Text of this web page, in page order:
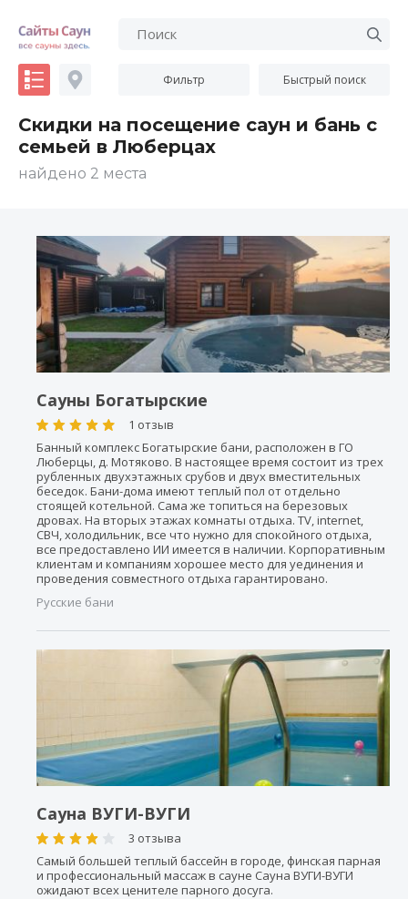
Фильтр Быстрый поиск
Скидки на посещение саун и бань с
семьей в Люберцах
найдено 2 места
Сауны Богатырские
1 отзыв
Банный комплекс Богатырские бани, расположен в ГО
Люберцы, д. Мотяково. В настоящее время состоит из трех
рубленных двухэтажных срубов и двух вместительных
беседок. Бани-дома имеют теплый пол от отдельно
стоящей котельной. Сама же топиться на березовых
дровах. На вторых этажах комнаты отдыха. TV, internet,
СВЧ, холодильник, все что нужно для спокойного отдыха,
все предоставлено ИИ имеется в наличии. Корпоративным
клиентам и компаниям хорошее место для уединения и
проведения совместного отдыха гарантировано.
Русские бани
Сауна ВУГИ-ВУГИ
3 отзыва
Самый большей теплый бассейн в городе, финская парная
и профессиональный массаж в сауне Сауна ВУГИ-ВУГИ
ожидают всех ценителе парного досуга.